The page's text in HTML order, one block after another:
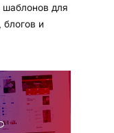
шаблонов для
и